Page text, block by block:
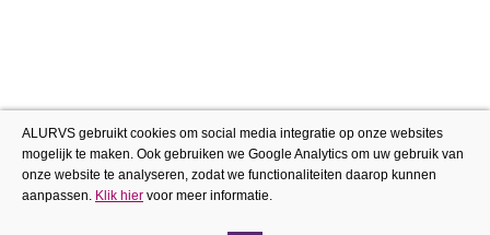
ALURVS gebruikt cookies om social media integratie op onze websites
mogelijk te maken. Ook gebruiken we Google Analytics om uw gebruik van
onze website te analyseren, zodat we functionaliteiten daarop kunnen
aanpassen. Klik hier voor meer informatie.